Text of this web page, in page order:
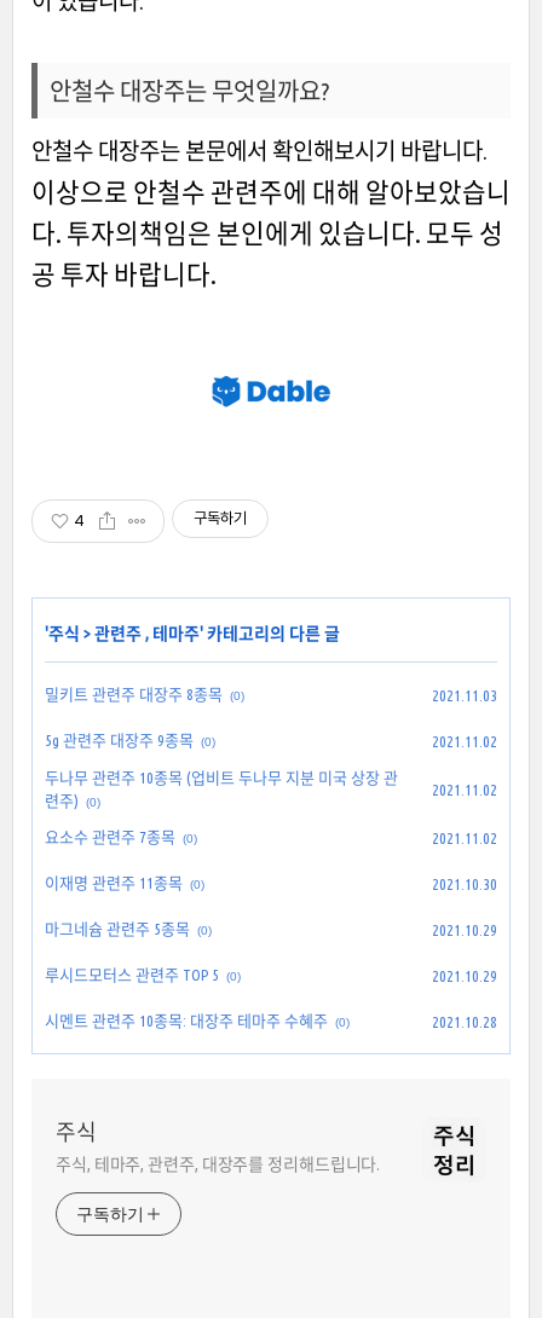
안철수 대장주는 무엇일까요?
안철수 대장주는 본문에서 확인해보시기 바랍니다.
이상으로 안철수 관련주에 대해 알아보았습니
다. 투자의책임은 본인에게 있습니다. 모두 성
공 투자 바랍니다.
4 구독하기
'주식 >관련주 , 테마주' 카테고리의 다른 글
밀키트 관련주 대장주 8종목 (0) 2021.11.03
5g 관련주 대장주 9종목 (0) 2021.11.02
두나무 관련주 10종목 (업비트 두나무 지분 미국 상장 관
련주)
(0)
2021.11.02
요소수 관련주 7종목 (0) 2021.11.02
이재명 관련주 11종목 (0) 2021.10.30
마그네슘 관련주 5종목 (0) 2021.10.29
루시드모터스 관련주 TOP 5 (0) 2021.10.29
시멘트 관련주 10종목: 대장주 테마주 수혜주 (0) 2021.10.28
주식
주식, 테마주, 관련주, 대장주를 정리해드립니다.
구독하기